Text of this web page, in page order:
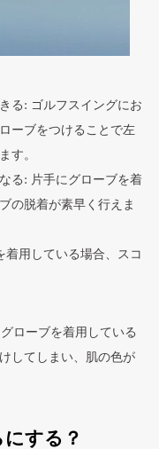
る: ゴルフスイングにお
ーブをつけることで左
す。
る: 片手にグローブを着
の脱着が素早く行えま
用している場合、スコ
ローブを着用している
してしまい、肌の色が
する？